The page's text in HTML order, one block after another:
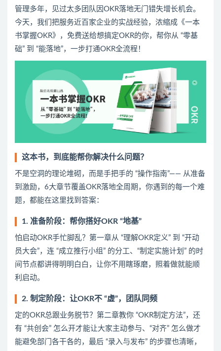
管理多年，见过太多团队因OKR落地无门错失增长机会。
今天，我们把服务近百家企业的实战经验，浓缩成《一本
书掌握OKR》，免费送给想搞定OKR的你，帮你从 “零基
础” 到 “能落地”，一步打通OKR全流程！
这本书，到底能帮你解决什么问题？
不是空洞的理论堆砌，而是手把手的 “操作指南”—— 从准备
到激励，6大章节覆盖OKR落地全周期，你遇到的每一个难
题，都能在这里找到答案：
1. 准备阶段：帮你搭好OKR “地基”
怕启动OKR手忙脚乱？第一章从 “理解OKR定义” 到 “开动
员大会”，连 “成立推行小组” 的分工、“制定实施计划” 的时
间节点都讲得明明白白，让你不用瞎琢磨，照着做就能顺
利启动。
2. 制定阶段：让OKR不 “虚”，团队同频
定的OKR总跟业务脱节？第二章教你 “OKR制定方法”，还
有 “共创会” 怎么开才能让大家主动参与、“对齐” 怎么做才
能避免部门各干各的，最后 “录入与发布” 的步骤也清晰，